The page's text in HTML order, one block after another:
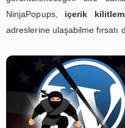
geçebilir, stabil çalışan
En İyi Pop Up
Sitenizin teması ve
eklentilerinden
etkili yollarından biri